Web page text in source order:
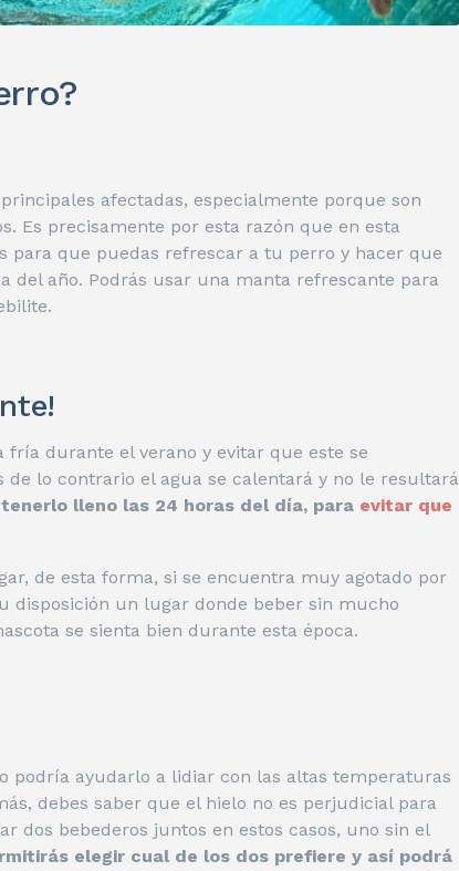
afectadas, especialmente porque son
Es precisamente por esta razón que en esta
para que puedas refrescar a tu perro y hacer que
del año. Podrás usar una manta refrescante para
durante el verano y evitar que este se
lo contrario el agua se calentará y no le resultará
lleno las 24 horas del día, para evitar que
de esta forma, si se encuentra muy agotado por
disposición un lugar donde beber sin mucho
se sienta bien durante esta época.
podría ayudarlo a lidiar con las altas temperaturas
debes saber que el hielo no es perjudicial para
dos bebederos juntos en estos casos, uno sin el
elegir cual de los dos prefiere y así podrá